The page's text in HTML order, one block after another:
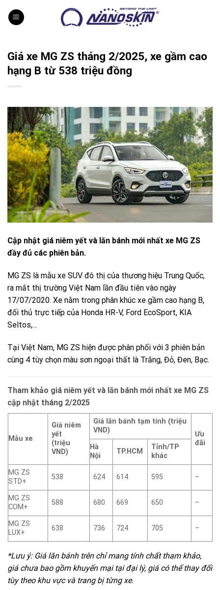
Giá xe MG ZS tháng 2/2025, xe gầm cao
hạng B từ 538 triệu đồng
Cập nhật giá niêm yết và lăn bánh mới nhất xe MG ZS
đầy đủ các phiên bản.
MG ZS là mẫu xe SUV đô thị của thương hiệu Trung Quốc,
ra mắt thị trường Việt Nam lần đầu tiên vào ngày
17/07/2020. Xe nằm trong phân khúc xe gầm cao hạng B,
đối thủ trực tiếp của Honda HR-V, Ford EcoSport, KIA
Seltos,…
Tại Việt Nam, MG ZS hiện được phân phối với 3 phiên bản
cùng 4 tùy chọn màu sơn ngoại thất là Trắng, Đỏ, Đen, Bạc.
Tham khảo giá niêm yết và lăn bánh mới nhất xe MG ZS
cập nhật tháng 2/2025
Mẫu xe
Giá niêm
yết
(triệu
VND)
Giá lăn bánh tạm tính (triệu
VND)
Ưu
đãi
Hà
Nội
TP.HCM
Tỉnh/TP
khác
MG ZS
STD+
538 624 614 595 –
MG ZS
COM+
588 680 669 650 –
MG ZS
LUX+
638 736 724 705 –
*Lưu ý: Giá lăn bánh trên chỉ mang tính chất tham khảo,
giá chưa bao gồm khuyến mại tại đại lý, giá có thể thay đổi
tùy theo khu vực và trang bị từng xe.